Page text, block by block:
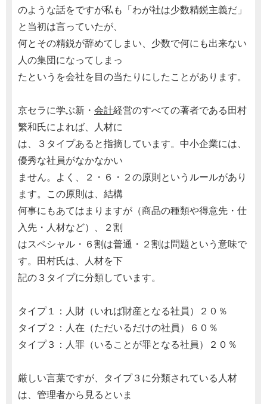
のような話をですが私も「わが社は少数精鋭主義だ」
と当初は言っていたが、
何とその精鋭が辞めてしまい、少数で何にも出来ない
人の集団になってしまっ
たというを会社を目の当たりにしたことがあります。
京セラに学ぶ新・ 会計経営のすべての著者である田村
繁和氏によれば、人材に
は、３タイプあると指摘しています。中小企業には、
優秀な社員がなかなかい
ません。よく、２・６・２の原則というルールがあり
ます。この原則は、結構
何事にもあてはまりますが（商品の種類や得意先・仕
入先・人材など）、２割
はスペシャル・６割は普通・２割は問題という意味で
す。田村氏は、人材を下
記の３タイプに分類しています。
タイプ１：人財（いれば財産となる社員）２０％
タイプ２：人在（ただいるだけの社員）６０％
タイプ３：人罪（いることが罪となる社員）２０％
厳しい言葉ですが、タイプ３に分類されている人材
は、管理者から見るといま